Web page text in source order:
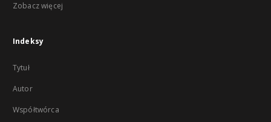
Zobacz więcej
Indeksy
Tytuł
Autor
Współtwórca